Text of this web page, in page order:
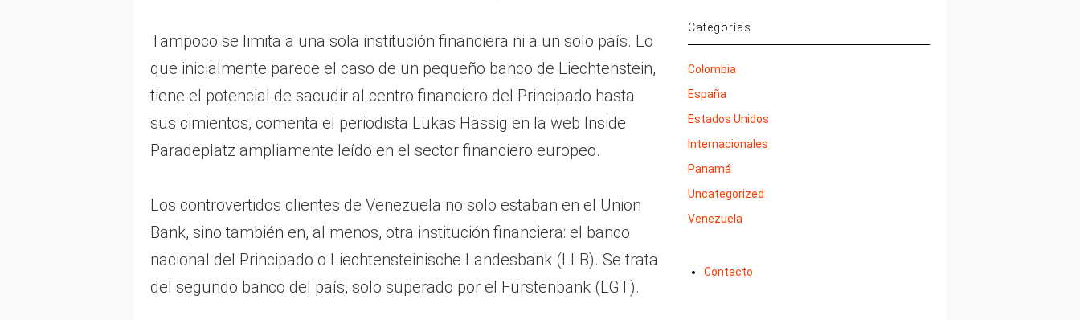
Tampoco se limita a una sola institución financiera ni a un solo país. Lo
que inicialmente parece el caso de un pequeño banco de Liechtenstein,
tiene el potencial de sacudir al centro financiero del Principado hasta
sus cimientos, comenta el periodista Lukas Hässig en la web Inside
Paradeplatz ampliamente leído en el sector financiero europeo.
Los controvertidos clientes de Venezuela no solo estaban en el Union
Bank, sino también en, al menos, otra institución financiera: el banco
nacional del Principado o Liechtensteinische Landesbank (LLB). Se trata
del segundo banco del país, solo superado por el Fürstenbank (LGT).
Categorías
Colombia
España
Estados Unidos
Internacionales
Panamá
Uncategorized
Venezuela
Contacto